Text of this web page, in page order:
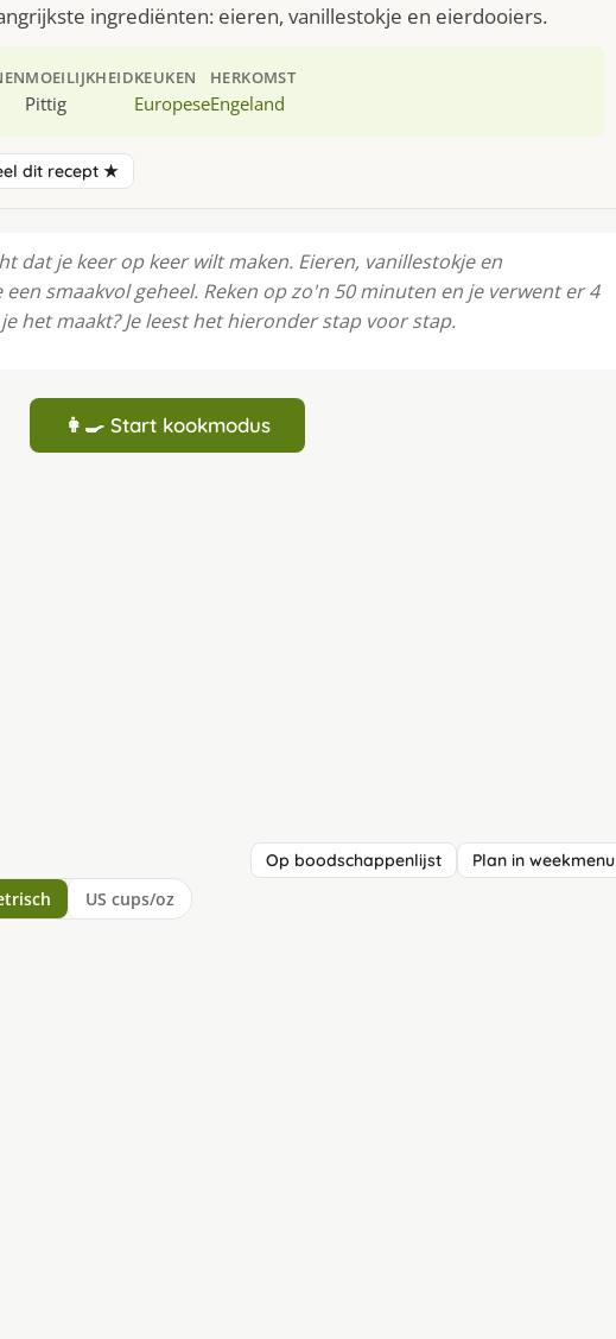
ingrediënten: eieren, vanillestokje en eierdooiers.
MOEILIJKHEID
Pittig
KEUKEN
Europese
HERKOMST
Engeland
dit recept ★
dat je keer op keer wilt maken. Eieren, vanillestokje en
smaakvol geheel. Reken op zo'n 50 minuten en je verwent er 4
het maakt? Je leest het hieronder stap voor stap.
👩‍🍳 Start kookmodus
Op boodschappenlijst Plan in weekmenu
US cups/oz